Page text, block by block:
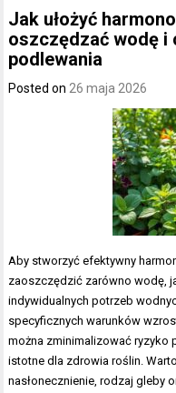
Jak ułożyć
oszczędzać wodę i
podlewania
Posted on26 maja 2026
Aby stworzyć efektywny
zaoszczędzić zarówno wodę,
indywidualnych potrzeb
specyficznych warunków
można zminimalizować ryzyko
istotne dla zdrowia roślin.
nasłonecznienie, rodzaj gleby